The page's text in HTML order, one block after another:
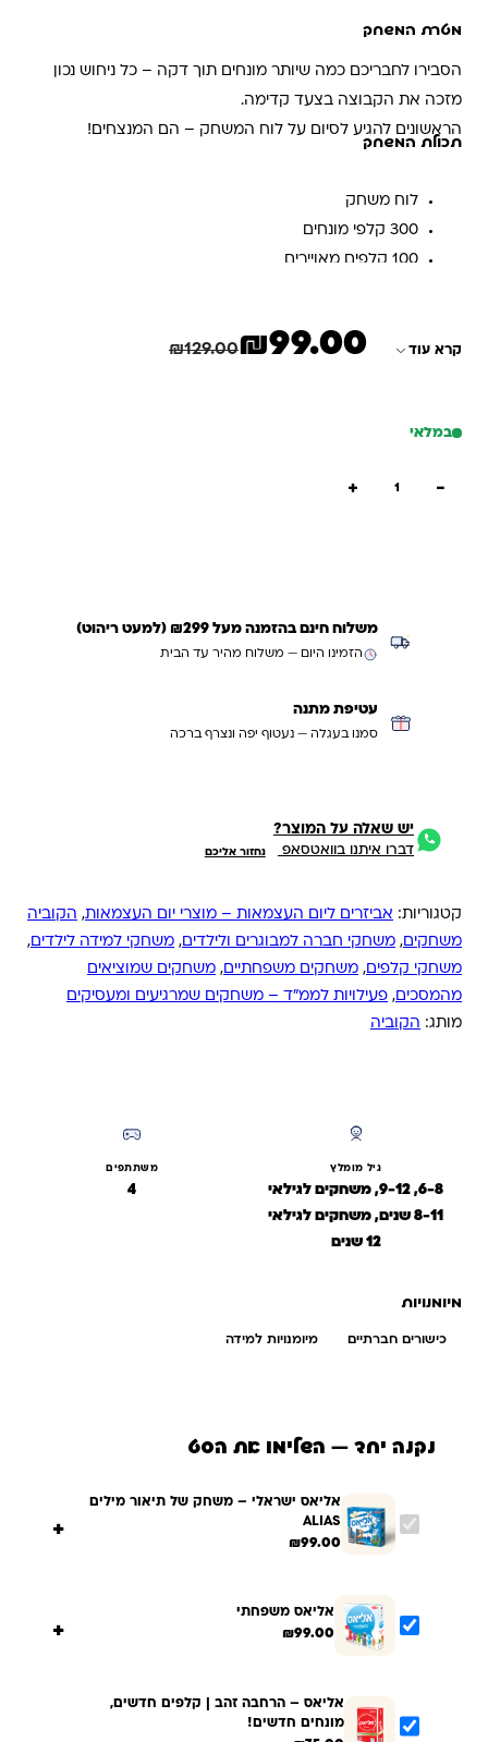
מטרת המשחק
הסבירו לחבריכם כמה שיותר מונחים תוך דקה – כל ניחוש נכון
מזכה את הקבוצה בצעד קדימה.
הראשונים להגיע לסיום על לוח המשחק – הם המנצחים!
תכולת המשחק
לוח משחק
300 קלפי מונחים
100 קלפים מאויירים
הוראות משחק בעבריתקרא עוד ₪129.00
המחיר המקורי היה: ₪129.00.
₪99.00
המחיר הנוכחי הוא: ₪99.00. חיסכון
במלאי
משלוח חינם בהזמנה מעל ₪299 (למעט ריהוט)
הזמינו היום — משלוח מהיר עד הבית
עטיפת מתנה
סמנו בעגלה — נעטוף יפה ונצרף ברכה
יש שאלה על המוצר?
דברו איתנו בוואטסאפ נחזור אליכם
קטגוריות:אביזרים ליום העצמאות – מוצרי יום העצמאות,הקוביה
משחקים,משחקי חברה למבוגרים ולילדים,משחקי למידה לילדים,
משחקי קלפים,משחקים משפחתיים,משחקים שמוציאים
מהמסכים,פעילויות לממ״ד – משחקים שמרגיעים ומעסיקים
מותג:הקוביה
גיל מומלץ
6-8, 9-12, משחקים לגילאי
8-11 שנים, משחקים לגילאי
משתתפים
מיומנויות
כישורים חברתיים מיומנויות למידה
נקנה יחד — השלימו את הסט
אליאס ישראלי – משחק של תיאור מילים
ALIAS
₪99.00
אליאס משפחתי
₪99.00
אליאס – הרחבה זהב | קלפים חדשים,
מונחים חדשים!